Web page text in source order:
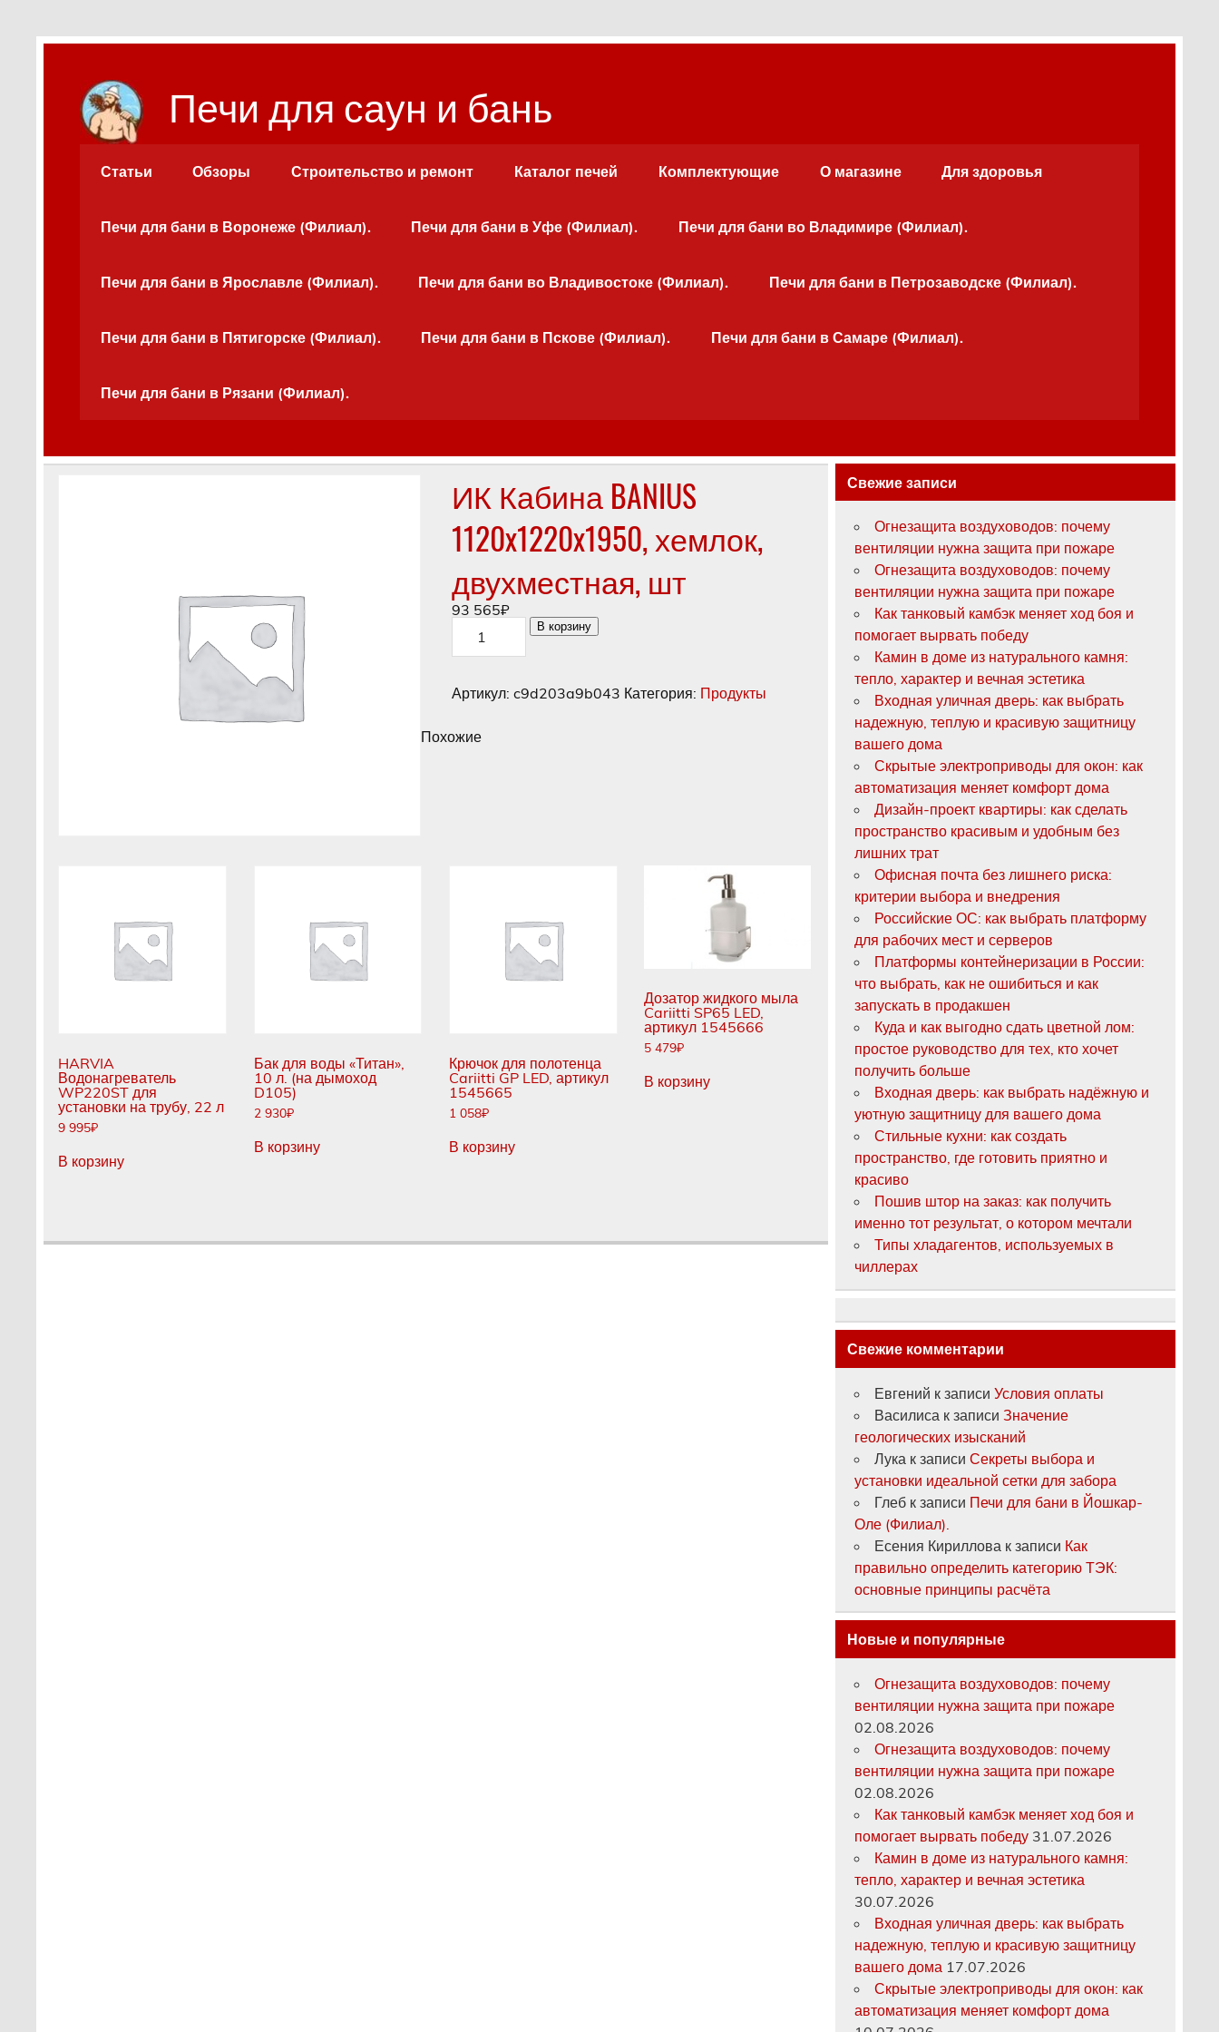
содержимому
Печи для саун и бань
Статьи Обзоры Строительство и ремонт Каталог печей Комплектующие О магазине Для здоровья
Печи для бани в Воронеже (Филиал). Печи для бани в Уфе (Филиал). Печи для бани во Владимире (Филиал).
Печи для бани в Ярославле (Филиал). Печи для бани во Владивостоке (Филиал). Печи для бани в Петрозаводске (Филиал).
Печи для бани в Пятигорске (Филиал). Печи для бани в Пскове (Филиал). Печи для бани в Самаре (Филиал).
Печи для бани в Рязани (Филиал).
ИК Кабина BANIUS
1120x1220x1950, хемлок,
двухместная, шт
93 565₽
Количество
товара
ИК
1120x1220x1950,
шт
В корзину
Артикул: c9d203a9b043 Категория: Продукты
Похожие
HARVIA
Водонагреватель
WP220ST для
установки на трубу, 22 л
9 995₽
В корзину
Бак для воды «Титан»,
10 л. (на дымоход
D105)
2 930₽
В корзину
Крючок для полотенца
Cariitti GP LED, артикул
1545665
1 058₽
В корзину
Дозатор жидкого мыла
Cariitti SP65 LED,
артикул 1545666
5 479₽
В корзину
Свежие записи
Огнезащита воздуховодов: почему
вентиляции нужна защита при пожаре
Огнезащита воздуховодов: почему
вентиляции нужна защита при пожаре
Как танковый камбэк меняет ход боя и
помогает вырвать победу
Камин в доме из натурального камня:
тепло, характер и вечная эстетика
Входная уличная дверь: как выбрать
надежную, теплую и красивую защитницу
вашего дома
Скрытые электроприводы для окон: как
автоматизация меняет комфорт дома
Дизайн-проект квартиры: как сделать
пространство красивым и удобным без
лишних трат
Офисная почта без лишнего риска:
критерии выбора и внедрения
Российские ОС: как выбрать платформу
для рабочих мест и серверов
Платформы контейнеризации в России:
что выбрать, как не ошибиться и как
запускать в продакшен
Куда и как выгодно сдать цветной лом:
простое руководство для тех, кто хочет
получить больше
Входная дверь: как выбрать надёжную и
уютную защитницу для вашего дома
Стильные кухни: как создать
пространство, где готовить приятно и
красиво
Пошив штор на заказ: как получить
именно тот результат, о котором мечтали
Типы хладагентов, используемых в
чиллерах
Свежие комментарии
Евгений к записиУсловия оплаты
Василиса к записиЗначение
геологических изысканий
Лука к записиСекреты выбора и
установки идеальной сетки для забора
Глеб к записи Печи для бани в Йошкар-
Оле (Филиал).
Есения Кириллова к записи Как
правильно определить категорию ТЭК:
основные принципы расчёта
Новые и популярные
Огнезащита воздуховодов: почему
вентиляции нужна защита при пожаре
02.08.2026
Огнезащита воздуховодов: почему
вентиляции нужна защита при пожаре
02.08.2026
Как танковый камбэк меняет ход боя и
помогает вырвать победу 31.07.2026
Камин в доме из натурального камня:
тепло, характер и вечная эстетика
30.07.2026
Входная уличная дверь: как выбрать
надежную, теплую и красивую защитницу
вашего дома 17.07.2026
Скрытые электроприводы для окон: как
автоматизация меняет комфорт дома